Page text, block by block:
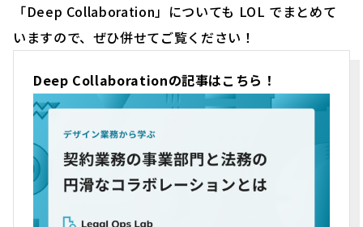
「Deep Collaboration」についても LOL でまとめて
いますので、ぜひ併せてご覧ください！
Deep Collaborationの記事はこちら！